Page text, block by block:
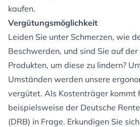
kaufen.
Vergütungsmöglichkeit
Leiden Sie unter Schmerzen, wie
Beschwerden, und sind Sie auf der
Produkten, um diese zu lindern?
Umständen werden unsere
vergütet. Als Kostenträger kommt
beispielsweise der Deutsche
(DRB) in Frage. Erkundigen Sie